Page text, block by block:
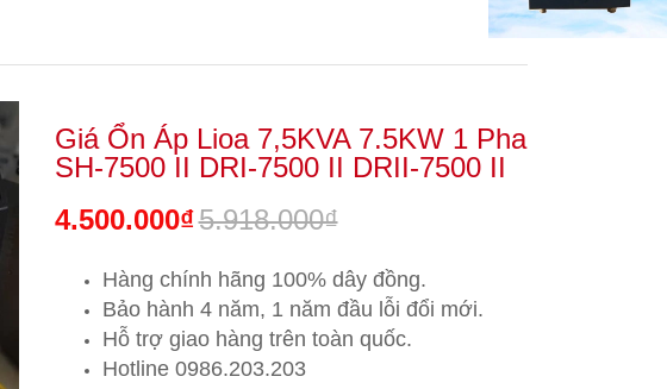
Giá Ổn Áp Lioa 7,5KVA 7.5KW 1 Pha
SH-7500 II DRI-7500 II DRII-7500 II
4.500.000₫5.918.000₫
Hàng chính hãng 100% dây đồng.
Bảo hành 4 năm, 1 năm đầu lỗi đổi mới.
Hỗ trợ giao hàng trên toàn quốc.
Hotline 0986.203.203